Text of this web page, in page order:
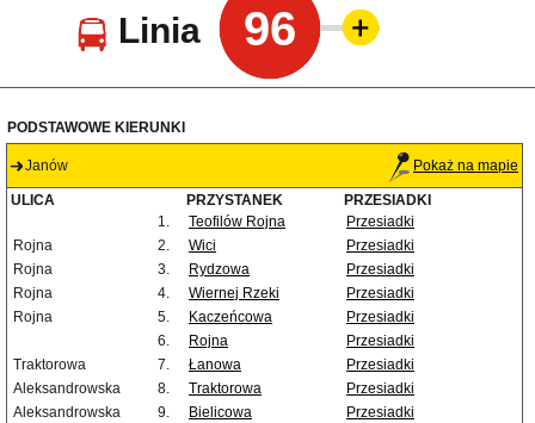
Linia 96
PODSTAWOWE KIERUNKI
Janów Pokaż na mapie
ULICA PRZYSTANEK
PRZESIADKI
1.
Teofilów Rojna
Przesiadki
Rojna
2. Wici
Przesiadki
Rojna
3. Rydzowa
Przesiadki
Rojna
4. Wiernej Rzeki
Przesiadki
Rojna
5. Kaczeńcowa
Przesiadki
6.
Rojna
Przesiadki
Traktorowa
7. Łanowa
Przesiadki
Aleksandrowska
8. Traktorowa
Przesiadki
Aleksandrowska
9. Bielicowa
Przesiadki